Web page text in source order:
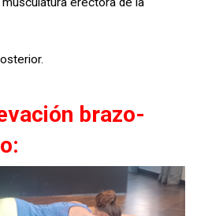
brazo-